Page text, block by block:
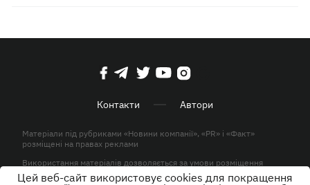
Контакти Автори
Матеріали під рубриками «Новини компанії», «PR» і «Факт»
розміщені на правах реклами
Використання матеріалів дозволяється за умови розміщення
активного гіперпосилання на KP.UA в першому абзаці.
Цей веб-сайт використовує cookies для покращення